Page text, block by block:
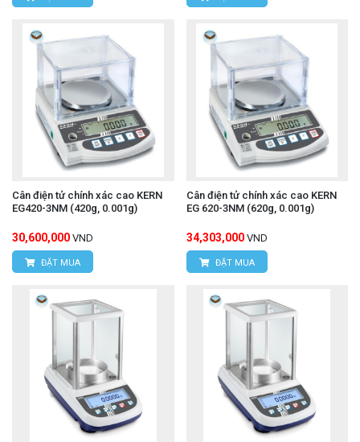
Cân điện tử chính xác cao KERN
EG420-3NM (420g, 0.001g)
30,600,000 VND
ĐẶT MUA
Cân điện tử chính xác cao KERN
EG 620-3NM (620g, 0.001g)
34,303,000 VND
ĐẶT MUA